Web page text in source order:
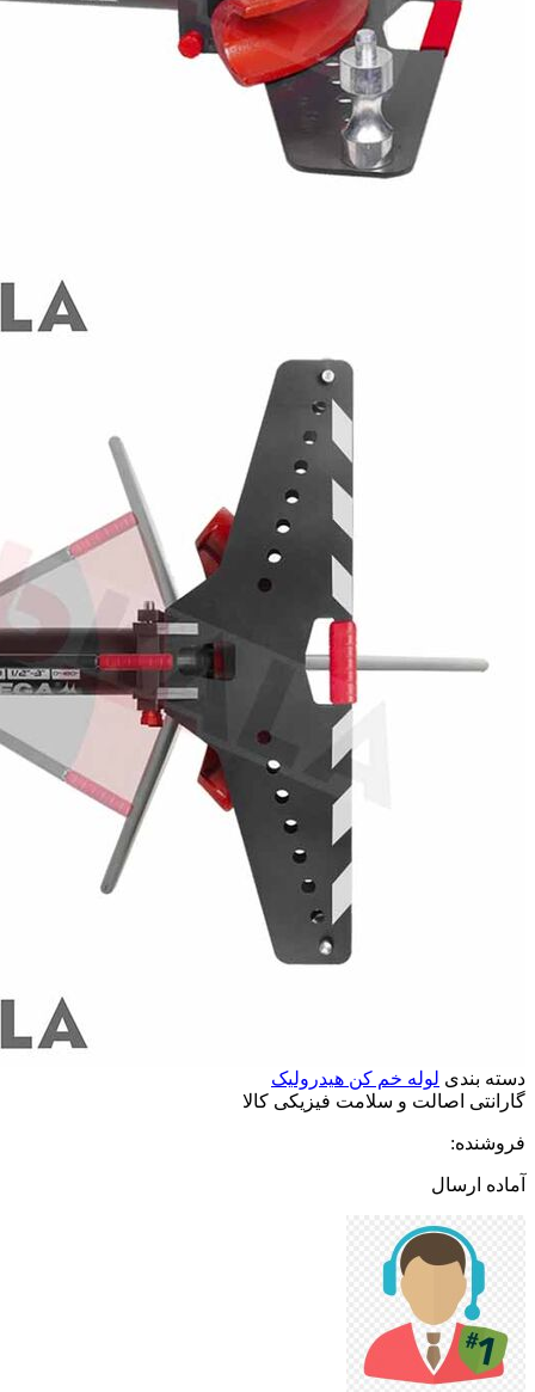
دسته بندی لوله خم کن هیدرولیک
گارانتی اصالت و سلامت فیزیکی کالا
فروشنده:
آماده ارسال